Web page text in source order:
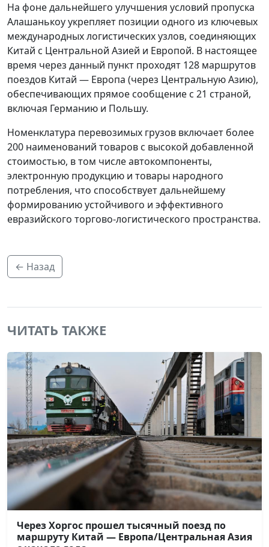
На фоне дальнейшего улучшения условий пропуска
Алашанькоу укрепляет позиции одного из ключевых
международных логистических узлов, соединяющих
Китай с Центральной Азией и Европой. В настоящее
время через данный пункт проходят 128 маршрутов
поездов Китай — Европа (через Центральную Азию),
обеспечивающих прямое сообщение с 21 страной,
включая Германию и Польшу.
Номенклатура перевозимых грузов включает более
200 наименований товаров с высокой добавленной
стоимостью, в том числе автокомпоненты,
электронную продукцию и товары народного
потребления, что способствует дальнейшему
формированию устойчивого и эффективного
евразийского торгово-логистического пространства.
← Назад
ЧИТАТЬ ТАКЖЕ
Через Хоргос прошел тысячный поезд по
маршруту Китай — Европа/Центральная Азия